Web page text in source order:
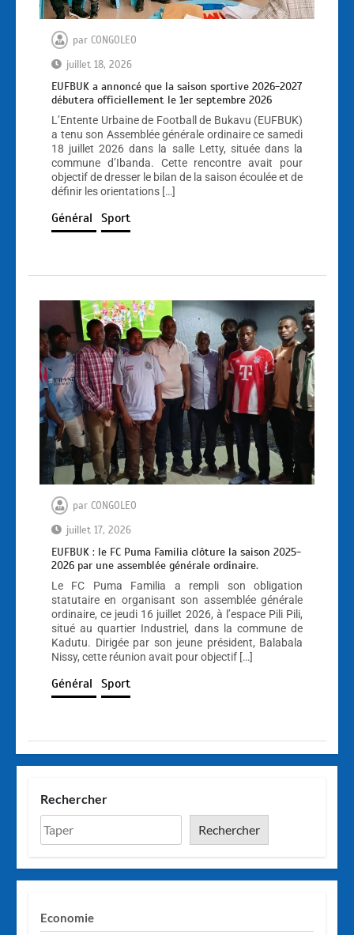
par CONGOLEO
juillet 18, 2026
EUFBUK a annoncé que la saison sportive 2026-2027
débutera officiellement le 1er septembre 2026
L’Entente Urbaine de Football de Bukavu (EUFBUK)
a tenu son Assemblée générale ordinaire ce samedi
18 juillet 2026 dans la salle Letty, située dans la
commune d’Ibanda. Cette rencontre avait pour
objectif de dresser le bilan de la saison écoulée et de
définir les orientations […]
Général Sport
par CONGOLEO
juillet 17, 2026
EUFBUK : le FC Puma Familia clôture la saison 2025-
2026 par une assemblée générale ordinaire.
Le FC Puma Familia a rempli son obligation
statutaire en organisant son assemblée générale
ordinaire, ce jeudi 16 juillet 2026, à l’espace Pili Pili,
situé au quartier Industriel, dans la commune de
Kadutu. Dirigée par son jeune président, Balabala
Nissy, cette réunion avait pour objectif […]
Général Sport
Rechercher
Rechercher
Economie